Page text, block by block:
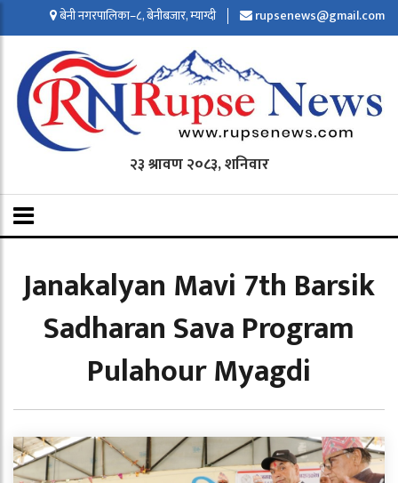
बेनी नगरपालिका–८, बेनीबजार, म्याग्दी rupsenews@gmail.com
२३ श्रावण २०८३, शनिवार
Janakalyan Mavi 7th Barsik
Sadharan Sava Program
Pulahour Myagdi